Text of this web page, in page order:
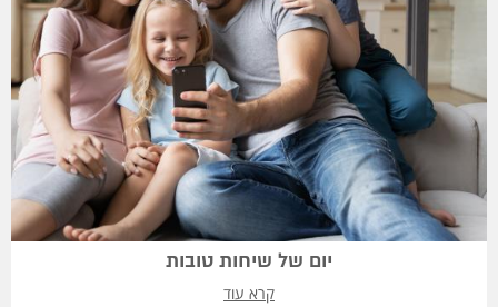
יום של שיחות טובות
קרא עוד